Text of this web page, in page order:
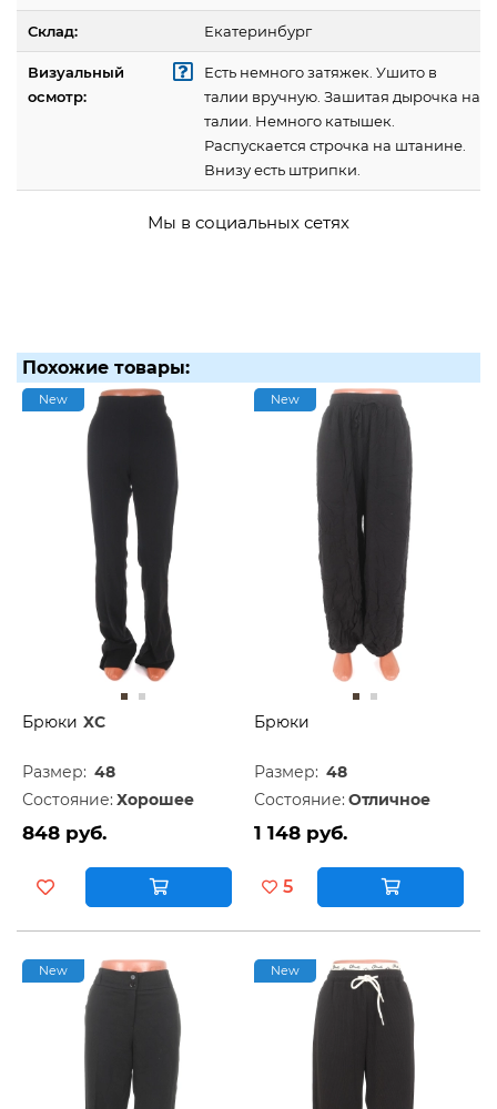
Склад: Екатеринбург
Визуальный
осмотр:
Есть немного затяжек. Ушито в
талии вручную. Зашитая дырочка на
талии. Немного катышек.
Распускается строчка на штанине.
Внизу есть штрипки.
Мы в социальных сетях
Похожие товары:
New
Брюки XC
Размер: 48
Состояние: Хорошее
848 руб.
New
Брюки
Размер: 48
Состояние: Отличное
1 148 руб.
5
New New